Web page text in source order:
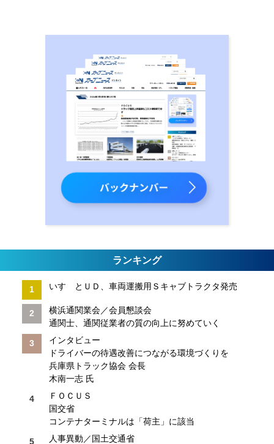
ランキング
いすゞとＵＤ、車両運搬用Ｓキャブトラクタ発売
横浜通関業会／会員懇談会
通関士、通関従業者の質の向上に努めていく
インタビュー
ドライバーの待遇改善につながる環境づくりを
兵庫県トラック協会 会長
木南一志 氏
ＦＯＣＵＳ
国交省
コンテナターミナルは「荷主」に該当
人事異動／国土交通省